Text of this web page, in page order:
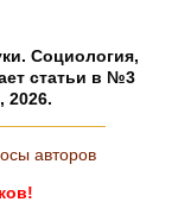
Социология,
статьи в №3
2026.
авторов